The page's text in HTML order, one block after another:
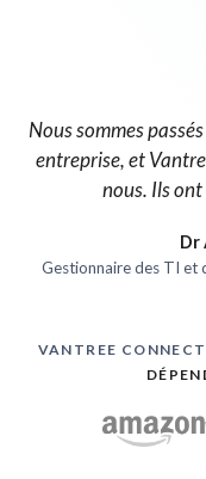
Nous sommes
entreprise, et
nous. Ils
Dr
Gestionnaire des TI et
VANTREE